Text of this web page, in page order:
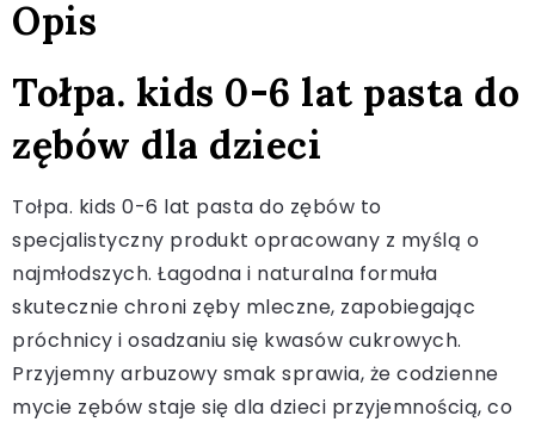
Opis
Tołpa. kids 0-6 lat pasta do
zębów dla dzieci
Tołpa. kids 0-6 lat pasta do zębów to
specjalistyczny produkt opracowany z myślą o
najmłodszych. Łagodna i naturalna formuła
skutecznie chroni zęby mleczne, zapobiegając
próchnicy i osadzaniu się kwasów cukrowych.
Przyjemny arbuzowy smak sprawia, że codzienne
mycie zębów staje się dla dzieci przyjemnością, co